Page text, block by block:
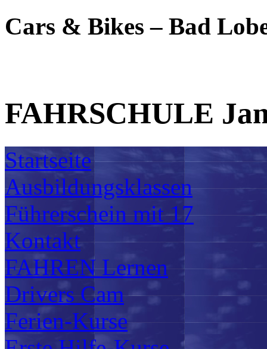
Cars & Bikes – Bad
FAHRSCHULE
Startseite
Ausbildungsklassen
Führerschein mit 17
Kontakt
FAHREN Lernen
Drivers Cam
Ferien-Kurse